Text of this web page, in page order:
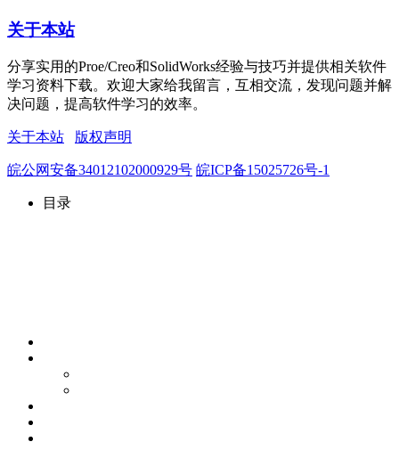
关于本站
分享实用的Proe/Creo和SolidWorks经验与技巧并提供相关软件
学习资料下载。欢迎大家给我留言，互相交流，发现问题并解
决问题，提高软件学习的效率。
关于本站 版权声明
皖公网安备34012102000929号 皖ICP备15025726号-1
目录